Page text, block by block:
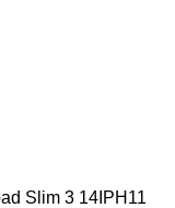
Slim 3 14IPH11